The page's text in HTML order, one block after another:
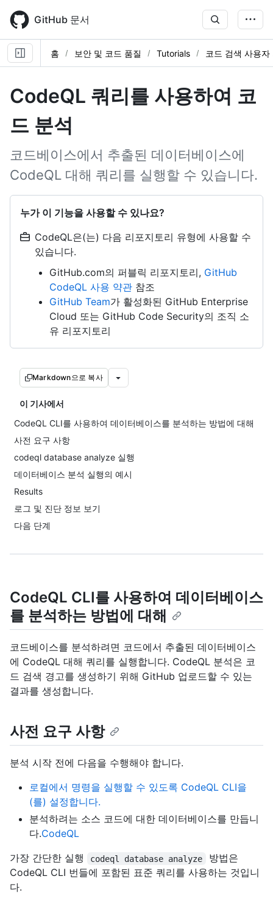
main
content
GitHub 문서
홈 보안 및 코드 품질 Tutorials 코드 검색 사용자
CodeQL 쿼리를 사용하여 코
드 분석
코드베이스에서 추출된 데이터베이스에
CodeQL 대해 쿼리를 실행할 수 있습니다.
누가 이 기능을 사용할 수 있나요?
CodeQL은(는) 다음 리포지토리 유형에 사용할 수
있습니다.
GitHub.com의 퍼블릭 리포지토리, GitHub
CodeQL 사용 약관 참조
GitHub Team가 활성화된 GitHub Enterprise
Cloud 또는 GitHub Code Security의 조직 소
유 리포지토리
Markdown으로 복사
이 기사에서
CodeQL CLI를 사용하여 데이터베이스를 분석하는 방법에 대해
사전 요구 사항
codeql database analyze 실행
데이터베이스 분석 실행의 예시
Results
로그 및 진단 정보 보기
다음 단계
CodeQL CLI를 사용하여 데이터베이스
를 분석하는 방법에 대해
코드베이스를 분석하려면 코드에서 추출된 데이터베이스
에 CodeQL 대해 쿼리를 실행합니다. CodeQL 분석은 코
드 검색 경고를 생성하기 위해 GitHub 업로드할 수 있는
결과를 생성합니다.
사전 요구 사항
분석 시작 전에 다음을 수행해야 합니다.
로컬에서 명령을 실행할 수 있도록 CodeQL CLI을
(를) 설정합니다.
분석하려는 소스 코드에 대한 데이터베이스를 만듭니
다.CodeQL
가장 간단한 실행
codeql database analyze
방법은
CodeQL CLI 번들에 포함된 표준 쿼리를 사용하는 것입니
다.